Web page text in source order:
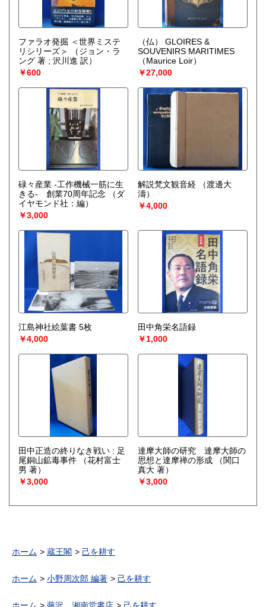
ファラオ発掘 ＜世界ミステ
リシリーズ＞
（ジョン・ラ
ング 著 ; 沢川進 訳）
￥600
（仏） GLOIRES &
SOUVENIRS MARITIMES
（Maurice Loir）
￥27,000
碌々産業 ‐工作機械一筋に生
きる‐ 創業70周年記念
（ダ
イヤモンド社：編）
￥3,000
解説梵文観音経
（渡邊大
濤）
￥4,000
江島神社絵葉書 5枚
￥4,000
田中角栄名語録
￥1,000
田中正造の終りなき戦い : 足
尾銅山鉱毒事件
（花村富士
男 著）
￥3,000
達摩大師の研究 達摩大師の
思想と達摩禅の形成
（関口
真大 著）
￥3,000
ホーム 蔵王閣 己を耕す
ホーム 小野周次郎 編著 己を耕す